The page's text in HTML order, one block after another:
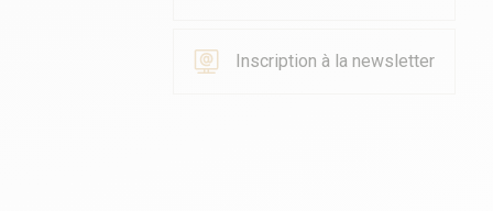
Inscription à la newsletter